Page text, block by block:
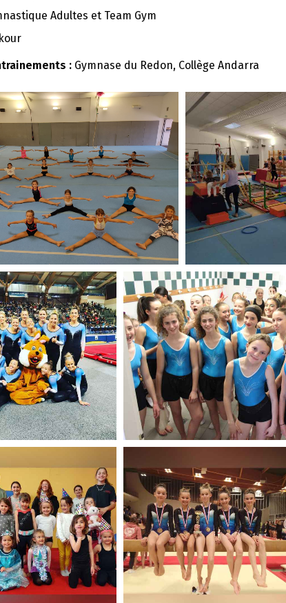
Adultes et Team Gym
: Gymnase du Redon, Collège Andarra